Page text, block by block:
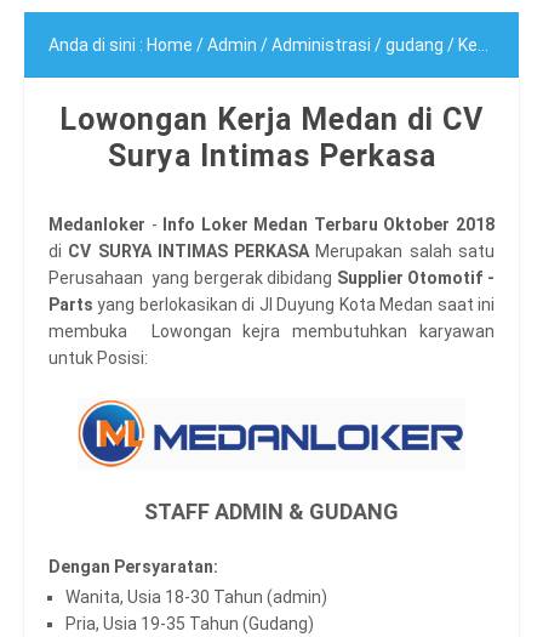
Anda di sini : Home /Admin /Administrasi /gudang / Kepala Gudang
Lowongan Kerja Medan di CV
Surya Intimas Perkasa
Medanloker -
Info Loker Medan Terbaru Oktober 2018
di CV SURYA INTIMAS PERKASA Merupakan salah satu
Perusahaan yang bergerak dibidang Supplier Otomotif -
Partsyang berlokasikan di Jl Duyung Kota Medan saat ini
membuka Lowongan kejra membutuhkan karyawan
untuk Posisi:
STAFF ADMIN & GUDANG
Dengan Persyaratan:
Wanita, Usia 18-30 Tahun (admin)
Pria, Usia 19-35 Tahun (Gudang)